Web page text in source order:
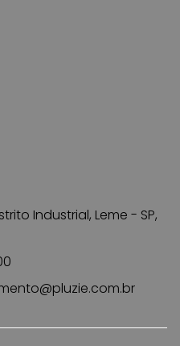
Industrial, Leme - SP,